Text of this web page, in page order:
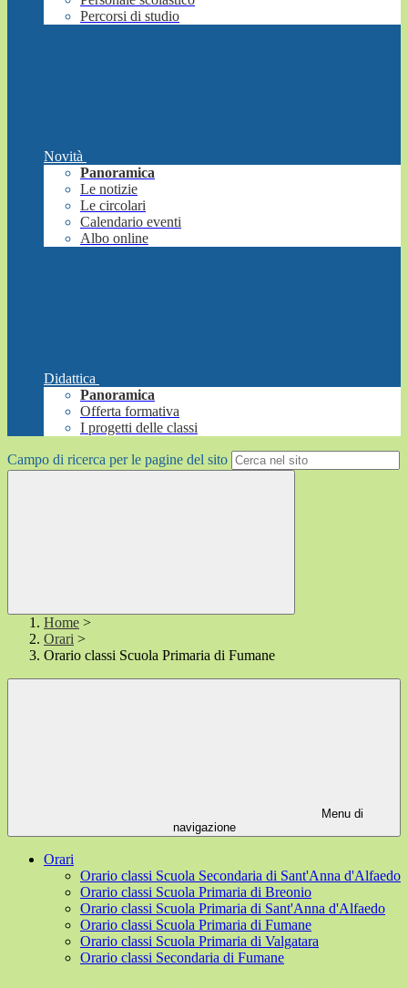
Percorsi di studio
Novità
Panoramica
Le notizie
Le circolari
Calendario eventi
Albo online
Didattica
Panoramica
Offerta formativa
I progetti delle classi
Campo di ricerca per le pagine del sito
Home >
Orari >
Orario classi Scuola Primaria di Fumane
Menu di
navigazione
Orari
Orario classi Scuola Secondaria di Sant'Anna d'Alfaedo
Orario classi Scuola Primaria di Breonio
Orario classi Scuola Primaria di Sant'Anna d'Alfaedo
Orario classi Scuola Primaria di Fumane
Orario classi Scuola Primaria di Valgatara
Orario classi Secondaria di Fumane